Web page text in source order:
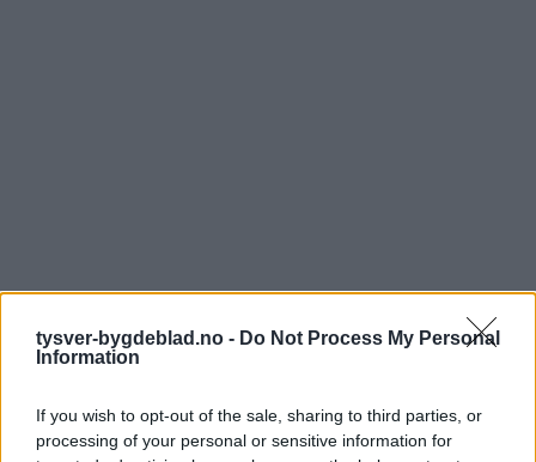
tysver-bygdeblad.no - Do Not Process My Personal
Information
If you wish to opt-out of the sale, sharing to third parties, or
processing of your personal or sensitive information for